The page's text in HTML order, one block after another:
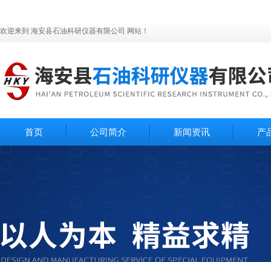
欢迎来到 海安县石油科研仪器有限公司 网站！
首页 公司简介 新闻资讯 产